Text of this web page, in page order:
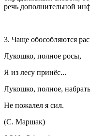
речь дополнительной
3. Чаще обособляются
Лукошко, полное росы,
Я из лесу принёс...
Лукошко, полное, набрать
Не пожалел я сил.
(С. Маршак)